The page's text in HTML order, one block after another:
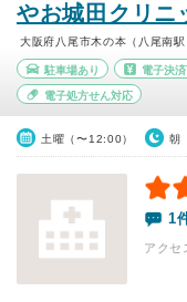
やお城田クリニ
大阪府八尾市木の本（八尾南駅
駐車場あり 電子決
電子処方せん対応
土曜（〜12:00） 朝
1
アク